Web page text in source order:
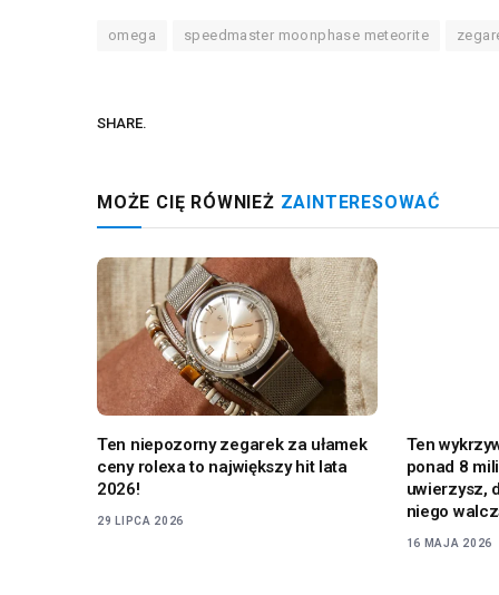
omega speedmaster moonphase meteorite
SHARE.
MOŻE CIĘ RÓWNIEŻ ZAINTERESOWAĆ
Ten niepozorny zegarek za ułamek
ceny rolexa to największy hit lata
2026!
29 LIPCA 2026
Ten
ponad 8
uwierzysz,
niego
16 MAJA 2026